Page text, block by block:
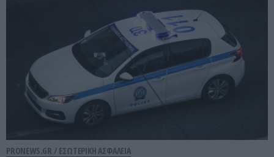
PRONEWS.GR / ΕΣΩΤΕΡΙΚΗ ΑΣΦΑΛΕΙΑ